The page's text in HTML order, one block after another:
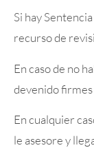
Si hay
recurso de
En caso de no
devenido firmes
En cualquier
le asesore y